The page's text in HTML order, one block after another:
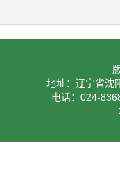
地址：辽宁省沈
电话：024-